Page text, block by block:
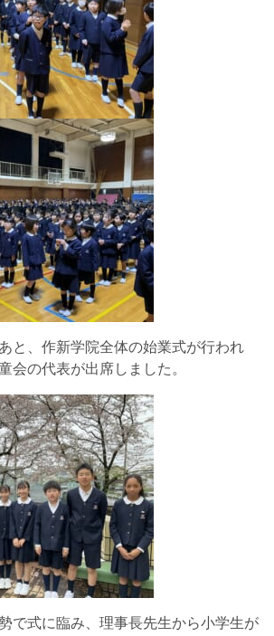
と、作新学院全体の始業式が行われ
会の代表が出席しました。
で式に臨み、理事長先生から小学生が